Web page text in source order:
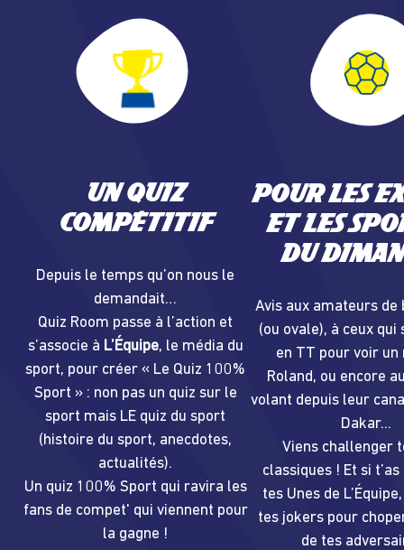
Un quiz
compétitif
Depuis le temps qu’on nous le
demandait…
Quiz Room passe à l’action et
s’associe à L’Équipe, le média du
sport, pour créer « Le Quiz 100%
Sport » : non pas un quiz sur le
sport mais LE quiz du sport
(histoire du sport, anecdotes,
actualités).
Un quiz 100% Sport qui ravira les
fans de compet' qui viennent pour
la gagne !
Pour les
et les
du
Avis aux amateurs de
(ou ovale), à ceux
en TT pour voir un
Roland, ou encore
volant depuis leur
Dakar...
Viens challenger
classiques ! Et si
tes Unes de
tes jokers pour
de tes